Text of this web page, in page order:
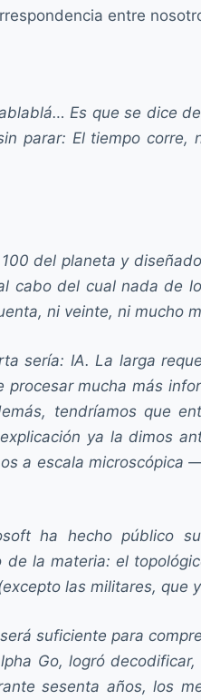
entre
Es que se dice
parar: El tiempo
del planeta y
cabo del cual nada de
ni veinte, ni mucho
sería: IA. La larga
mucha más
tendríamos que
ya la dimos
a escala
ha hecho público
la materia: el
las militares, que
suficiente para
Go, logró
sesenta años, los